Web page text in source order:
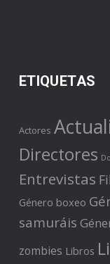
ETIQUETAS
Actores
Directores
Entrevistas
Género boxeo
samuráis
zombies Libros